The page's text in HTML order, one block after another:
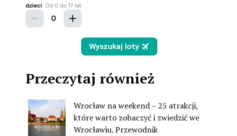
Przeczytaj również
Wrocław na weekend – 25 atrakcji,
które warto zobaczyć i zwiedzić we
Wrocławiu. Przewodnik